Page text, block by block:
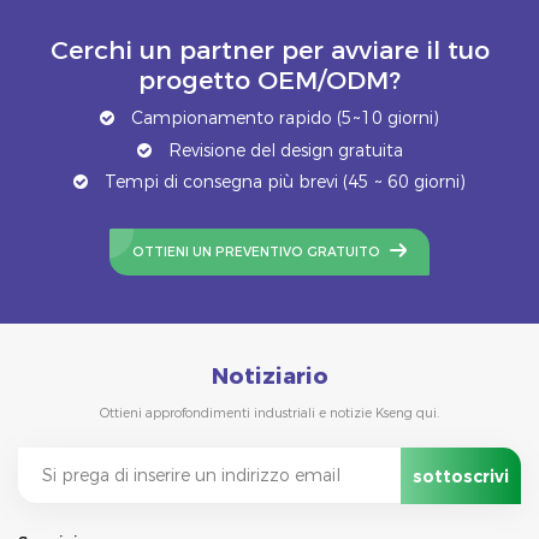
Cerchi un partner per avviare il tuo
progetto OEM/ODM?
Campionamento rapido (5~10 giorni)
Revisione del design gratuita
Tempi di consegna più brevi (45 ~ 60 giorni)
OTTIENI UN PREVENTIVO GRATUITO
Notiziario
Ottieni approfondimenti industriali e notizie Kseng qui.